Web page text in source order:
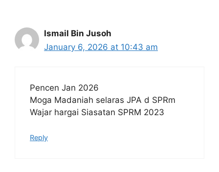
Ismail Bin Jusoh
January 6, 2026 at 10:43 am
Pencen Jan 2026
Moga Madaniah selaras JPA d SPRm
Wajar hargai Siasatan SPRM 2023
Reply